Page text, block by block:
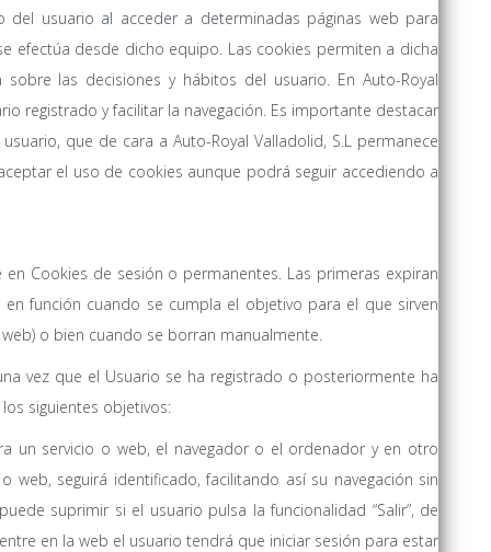
usuario al acceder a determinadas páginas web para
efectúa desde dicho equipo. Las cookies permiten a dicha
las decisiones y hábitos del usuario. En Auto-Royal
registrado y facilitar la navegación. Es importante destacar
que de cara a Auto-Royal Valladolid, S.L permanece
el uso de cookies aunque podrá seguir accediendo a
Cookies de sesión o permanentes. Las primeras expiran
función cuando se cumpla el objetivo para el que sirven
o bien cuando se borran manualmente.
vez que el Usuario se ha registrado o posteriormente ha
siguientes objetivos:
un servicio o web, el navegador o el ordenador y en otro
seguirá identificado, facilitando así su navegación sin
suprimir si el usuario pulsa la funcionalidad “Salir”, de
en la web el usuario tendrá que iniciar sesión para estar